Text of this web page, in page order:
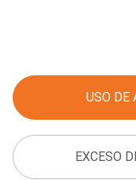
USO DE
EXCESO